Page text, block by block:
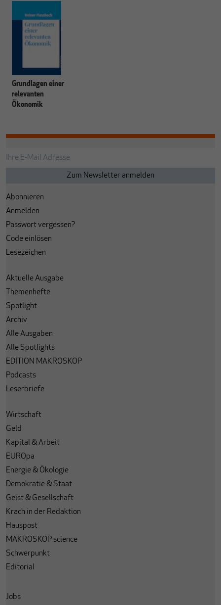
Grundlagen einer
relevanten
Ökonomik
Abonnieren
Anmelden
Passwort vergessen?
Code einlösen
Lesezeichen
Aktuelle Ausgabe
Themenhefte
Spotlight
Archiv
Alle Ausgaben
Alle Spotlights
EDITION MAKROSKOP
Podcasts
Leserbriefe
Wirtschaft
Geld
Kapital & Arbeit
EUROpa
Energie & Ökologie
Demokratie & Staat
Geist & Gesellschaft
Krach in der Redaktion
Hauspost
MAKROSKOP science
Schwerpunkt
Editorial
Jobs